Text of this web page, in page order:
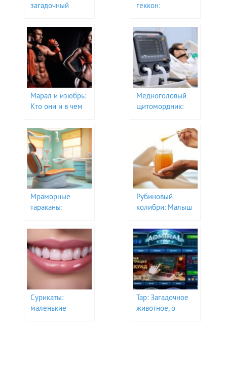
загадочный
Востока
геккон:
создание пустынь
и гор
Марал и изюбрь:
Кто они и в чем
Медноголовый
щитомордник:
гремучника
Мраморные
тараканы:
создания в мире
насекомых
Рубиновый
колибри: Малыш
крыльями и яркой
жизнью
Сурикаты:
маленькие
Тар: Загадочное
животное, о